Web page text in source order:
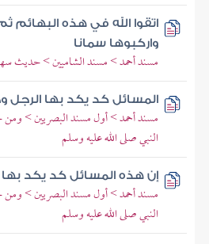
اتقوا الله في هذه البهائم
واركبوها سمانا
مسند أحمد > مسند الشاميين > حديث
المسائل كد يكد بها الرجل
مسند أحمد > أول مسند البصريين >
النبي صلى الله عليه وسلم
إن هذه المسائل كد يكد
مسند أحمد > أول مسند البصريين >
النبي صلى الله عليه وسلم